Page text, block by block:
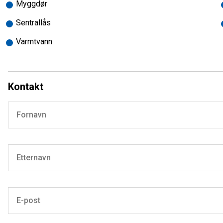
campingbiler og campingvogner hos oss.
Din sikkerhet:
Alle våre bobiler og campingvogner er fukttestet og
Vi tar de fleste bobiler og campingvogner i innbytte.
Vi tilbyr gunstige finansieringstilbud gjennom våre
levere mere enn forventet har alltid vært vårt motto.
Myggdør
Sentrallås
Varmtvann
Kontakt